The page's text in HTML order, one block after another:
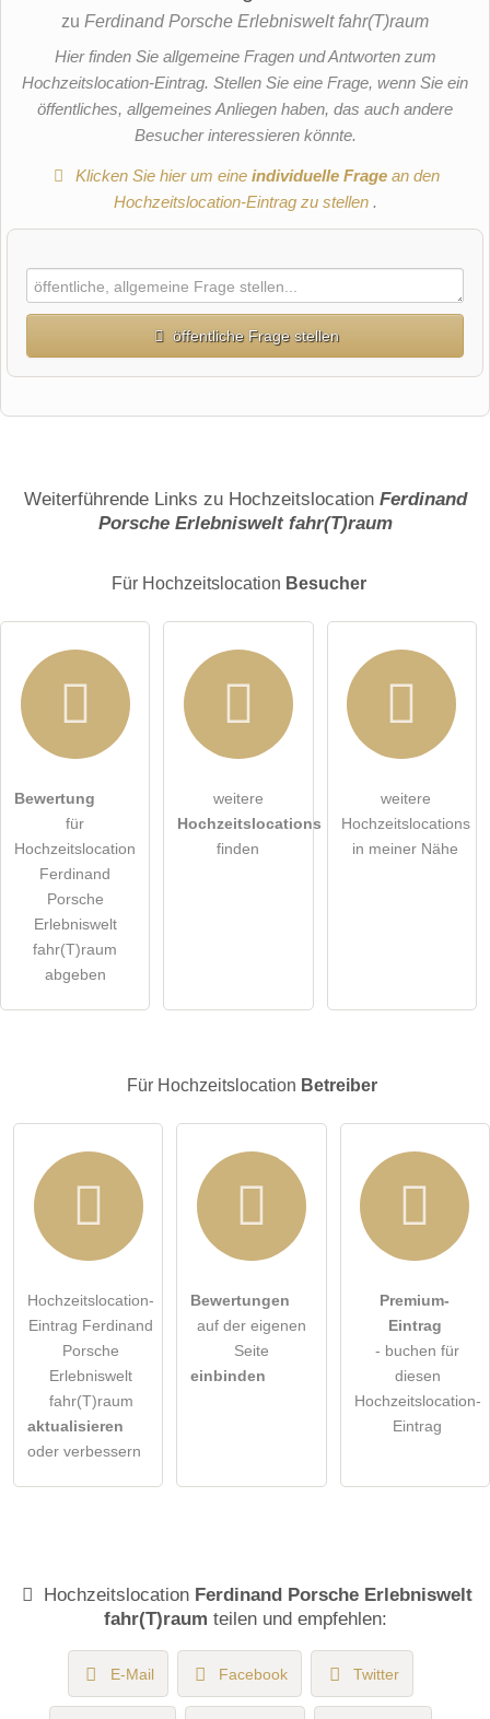
zu Ferdinand Porsche Erlebniswelt fahr(T)raum
Hier finden Sie allgemeine Fragen und Antworten zum
Hochzeitslocation-Eintrag. Stellen Sie eine Frage, wenn Sie ein
öffentliches, allgemeines Anliegen haben, das auch andere
Besucher interessieren könnte.
Klicken Sie hier um eineindividuelle Frage an den
Hochzeitslocation-Eintrag zu stellen .
öffentliche Frage stellen
E-Mail-Adresse (wird nicht veröffentlicht)
Die Datenschutzerklärung habe ich zur Kenntnis genommen.
öffentliche Frage stellen
Hinweis:Bitte beachten Sie, öffentliche Fragen sind
Besucher sichtbar
Hochzeitslocation-Eintrag zu stellen.
Weiterführende Links zu Hochzeitslocation Ferdinand
Porsche Erlebniswelt fahr(T)raum
Für Hochzeitslocation Besucher
Bewertung
für
Hochzeitslocation
Ferdinand
Porsche
Erlebniswelt
fahr(T)raum
abgeben
weitere
Hochzeitslocations
finden
weitere
Hochzeitslocations
in meiner Nähe
Für Hochzeitslocation Betreiber
Hochzeitslocation-
Eintrag Ferdinand
Porsche
Erlebniswelt
fahr(T)raum
aktualisieren
oder verbessern
Bewertungen
auf der eigenen
Seite
einbinden
Premium-
Eintrag
- buchen für
diesen
Hochzeitslocation-
Eintrag
Hochzeitslocation Ferdinand Porsche Erlebniswelt
fahr(T)raum teilen und empfehlen:
E-Mail Facebook Twitter